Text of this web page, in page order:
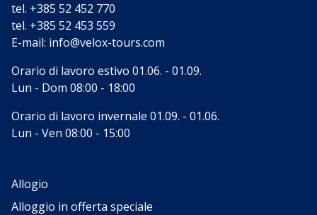
tel. +385 52 452 770
tel. +385 52 453 559
E-mail: info@velox-tours.com
Orario di lavoro estivo 01.06. - 01.09.
Lun - Dom 08:00 - 18:00
Orario di lavoro invernale 01.09. - 01.06.
Lun - Ven 08:00 - 15:00
Allogio
Alloggio in offerta speciale